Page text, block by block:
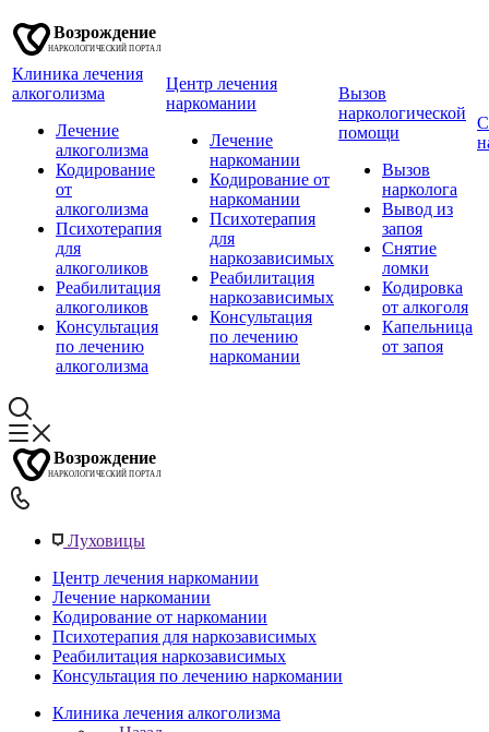
Клиника лечения
алкоголизма
Лечение
алкоголизма
Кодирование
от
алкоголизма
Психотерапия
для
алкоголиков
Реабилитация
алкоголиков
Консультация
по лечению
алкоголизма
Центр лечения
наркомании
Лечение
наркомании
Кодирование от
наркомании
Психотерапия
для
наркозависимых
Реабилитация
наркозависимых
Консультация
по лечению
наркомании
Вызов
наркологической
помощи
Вызов
нарколога
Вывод из
запоя
Снятие
ломки
Кодировка
от алкоголя
Капельница
от запоя
Луховицы
Центр лечения наркомании
Лечение наркомании
Кодирование от наркомании
Психотерапия для наркозависимых
Реабилитация наркозависимых
Консультация по лечению наркомании
Клиника лечения алкоголизма